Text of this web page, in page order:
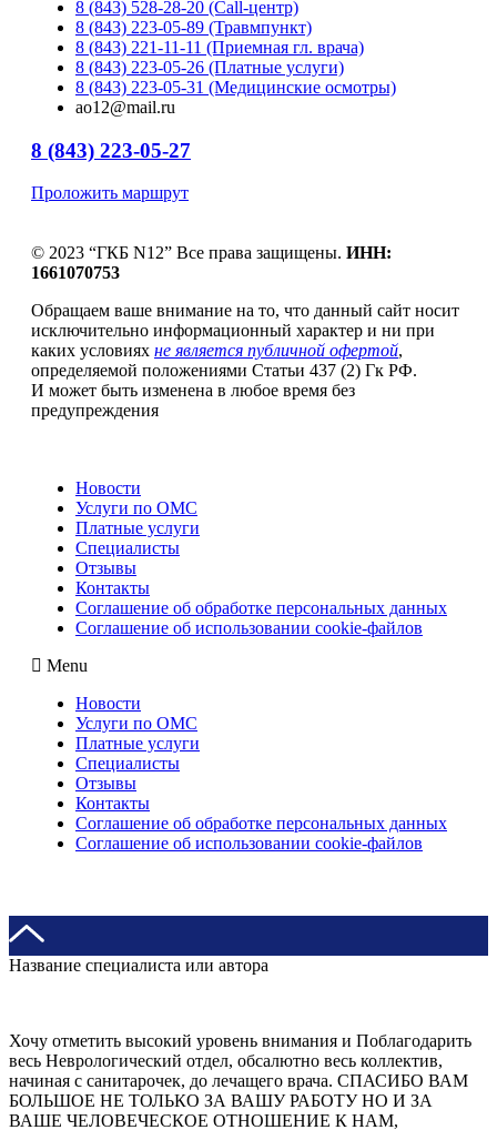
8 (843) 528-28-20 (Call-центр)
8 (843) 223-05-89 (Травмпункт)
8 (843) 221-11-11 (Приемная гл. врача)
8 (843) 223-05-26 (Платные услуги)
8 (843) 223-05-31 (Медицинские осмотры)
ao12@mail.ru
8 (843) 223-05-27
Проложить маршрут
© 2023 “ГКБ N12” Все права защищены. ИНН:
1661070753
Обращаем ваше внимание на то, что данный сайт носит
исключительно информационный характер и ни при
каких условиях не является публичной офертой,
определяемой положениями Статьи 437 (2) Гк РФ.
И может быть изменена в любое время без
предупреждения
Новости
Услуги по ОМС
Платные услуги
Специалисты
Отзывы
Контакты
Соглашение об обработке персональных данных
Соглашение об использовании cookie-файлов
Menu
Новости
Услуги по ОМС
Платные услуги
Специалисты
Отзывы
Контакты
Соглашение об обработке персональных данных
Соглашение об использовании cookie-файлов
Название специалиста или автора
Хочу отметить высокий уровень внимания и Поблагодарить
весь Неврологический отдел, обсалютно весь коллектив,
начиная с санитарочек, до лечащего врача. СПАСИБО ВАМ
БОЛЬШОЕ НЕ ТОЛЬКО ЗА ВАШУ РАБОТУ НО И ЗА
ВАШЕ ЧЕЛОВЕЧЕСКОЕ ОТНОШЕНИЕ К НАМ,